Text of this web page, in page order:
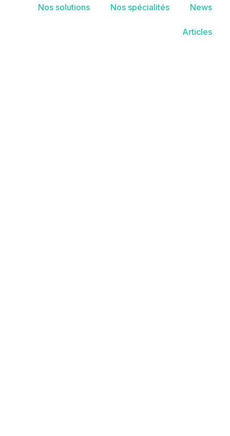
Nos solutions Nos spécialités News
Articles